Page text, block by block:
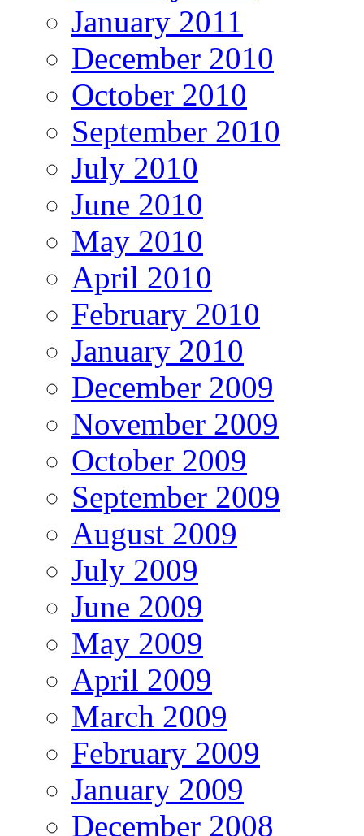
January 2011
December 2010
October 2010
September 2010
July 2010
June 2010
May 2010
April 2010
February 2010
January 2010
December 2009
November 2009
October 2009
September 2009
August 2009
July 2009
June 2009
May 2009
April 2009
March 2009
February 2009
January 2009
December 2008